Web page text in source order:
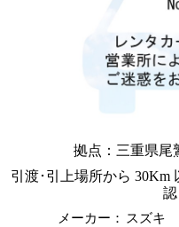
拠点：三重県尾
引渡･引上場所から 30Km
認
メーカー： スズキ